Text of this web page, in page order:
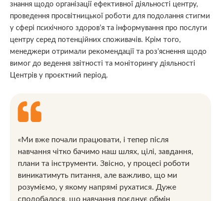
знання щодо організації ефективної діяльності центру,
проведення просвітницької роботи для подолання стигми
у сфері психічного здоров’я та інформування про послуги
центру серед потенційних споживачів. Крім того,
менеджери отримали рекомендації та роз’яснення щодо
вимог до ведення звітності та моніторингу діяльності
Центрів у проєктний період.
«Ми вже почали працювати, і тепер після
навчання чітко бачимо наш шлях, цілі, завдання,
плани та інструменти. Звісно, у процесі роботи
виникатимуть питання, але важливо, що ми
розуміємо, у якому напрямі рухатися. Дуже
сподобалося, що навчання поєднує обмін